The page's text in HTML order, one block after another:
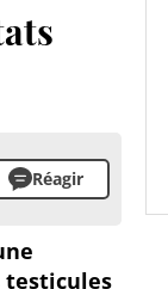
Réagir
testicules